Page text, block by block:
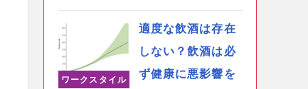
ワークスタイル
適度な飲酒は存在
しない？飲酒は必
ず健康に悪影響を